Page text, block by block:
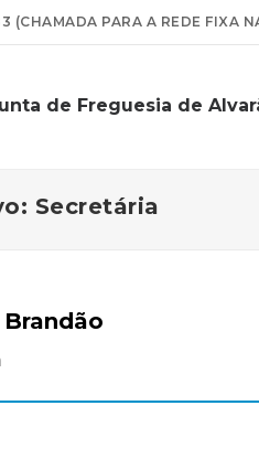
PARA A REDE FIXA
de Freguesia de
Secretária